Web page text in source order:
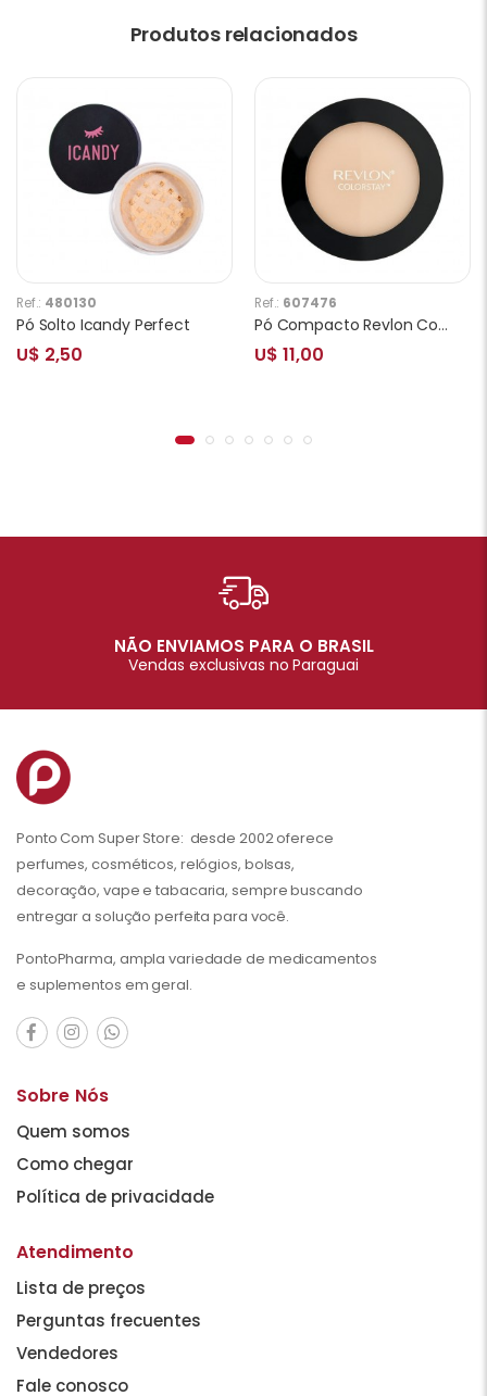
Produtos relacionados
Ref.: 480130
Pó Solto Icandy Perfect
U$ 2,50
Ref.: 607476
Pó Compacto Revlon ColorStay 16hs 820 Light
U$ 11,00
NÃO ENVIAMOS PARA O BRASIL
Vendas exclusivas no Paraguai
Ponto Com Super Store: desde 2002 oferece
perfumes, cosméticos, relógios, bolsas,
decoração, vape e tabacaria, sempre buscando
entregar a solução perfeita para você.
PontoPharma, ampla variedade de medicamentos
e suplementos em geral.
Sobre Nós
Quem somos
Como chegar
Política de privacidade
Atendimento
Lista de preços
Perguntas frecuentes
Vendedores
Fale conosco